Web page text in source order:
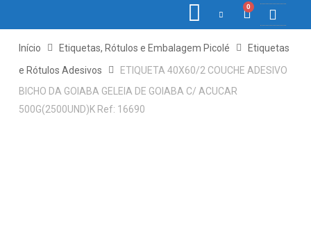
0
Início Etiquetas, Rótulos e Embalagem Picolé
Etiquetas
e Rótulos Adesivos
ETIQUETA 40X60/2 COUCHE ADESIVO
BICHO DA GOIABA GELEIA DE GOIABA C/ ACUCAR
500G(2500UND)K Ref: 16690